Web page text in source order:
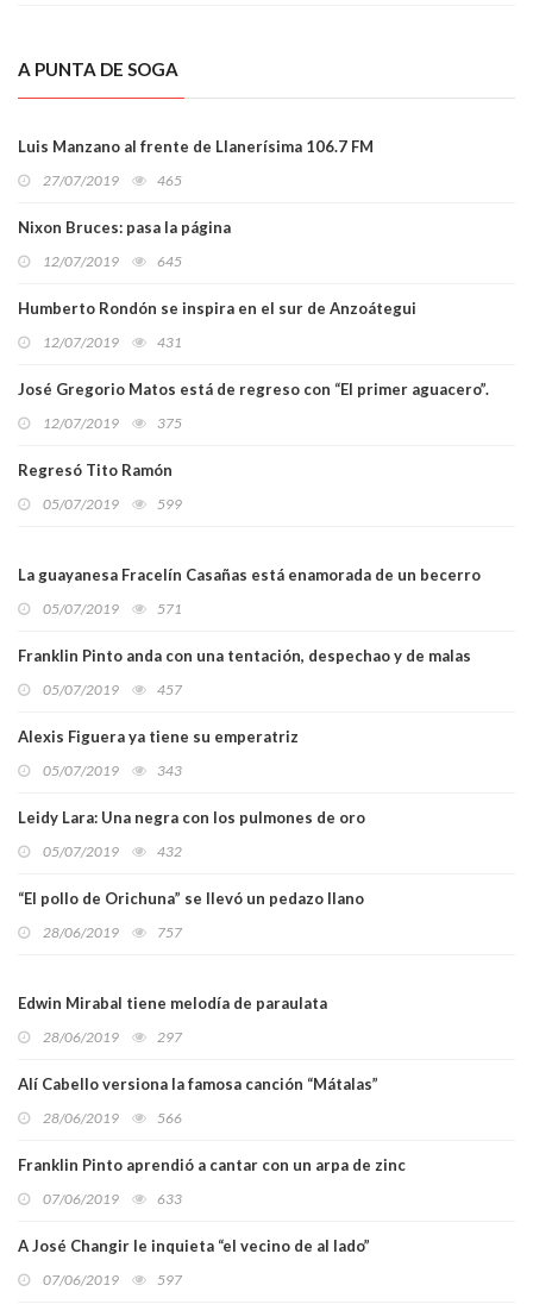
A PUNTA DE SOGA
Luis Manzano al frente de Llanerísima 106.7 FM
27/07/2019 465
Nixon Bruces: pasa la página
12/07/2019 645
Humberto Rondón se inspira en el sur de Anzoátegui
12/07/2019 431
José Gregorio Matos está de regreso con “El primer aguacero”.
12/07/2019 375
Regresó Tito Ramón
05/07/2019 599
La guayanesa Fracelín Casañas está enamorada de un becerro
05/07/2019 571
Franklin Pinto anda con una tentación, despechao y de malas
05/07/2019 457
Alexis Figuera ya tiene su emperatriz
05/07/2019 343
Leidy Lara: Una negra con los pulmones de oro
05/07/2019 432
“El pollo de Orichuna” se llevó un pedazo llano
28/06/2019 757
Edwin Mirabal tiene melodía de paraulata
28/06/2019 297
Alí Cabello versiona la famosa canción “Mátalas”
28/06/2019 566
Franklin Pinto aprendió a cantar con un arpa de zinc
07/06/2019 633
A José Changir le inquieta “el vecino de al lado”
07/06/2019 597